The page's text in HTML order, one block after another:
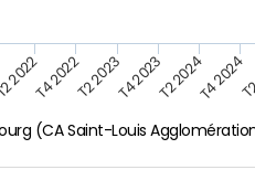
(CA Saint-Louis
2022T4 2022T2 2023T4 2023T2 2024T4 2024